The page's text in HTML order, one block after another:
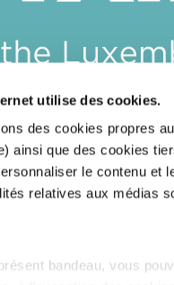
utilise des cookies.
des cookies propres
ainsi que des cookies
le contenu et
relatives aux médias
bandeau, vous